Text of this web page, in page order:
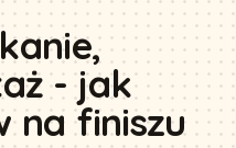
- jak
na finiszu